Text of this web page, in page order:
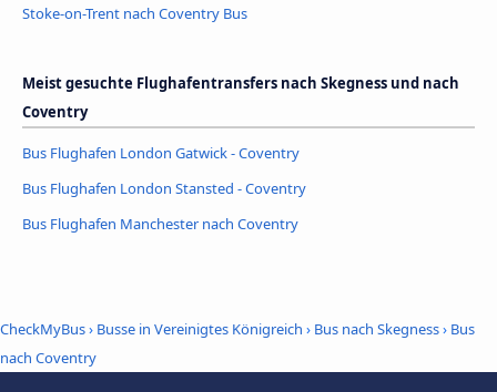
Stoke-on-Trent nach Coventry Bus
Meist gesuchte Flughafentransfers nach Skegness und nach
Coventry
Bus Flughafen London Gatwick - Coventry
Bus Flughafen London Stansted - Coventry
Bus Flughafen Manchester nach Coventry
CheckMyBus› Busse in Vereinigtes Königreich › Bus nach Skegness› Bus
nach Coventry